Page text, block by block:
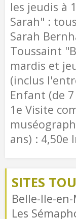
les jeudis à
Sarah" :
Sarah
Toussaint
mardis et
(inclus
Enfant (de
1e Visite
ans) : 4,50e
SITES
Belle-Ile-
Les